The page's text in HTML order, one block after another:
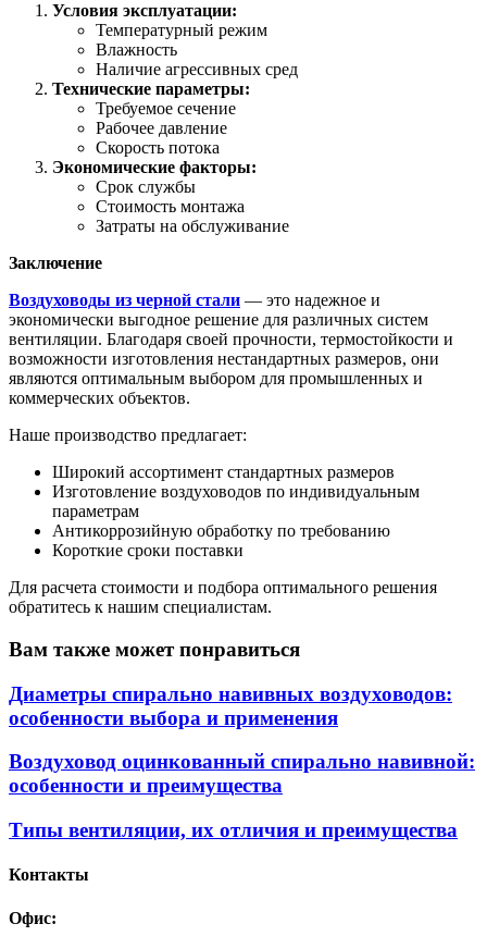
Условия эксплуатации:
Температурный режим
Влажность
Наличие агрессивных сред
Технические параметры:
Требуемое сечение
Рабочее давление
Скорость потока
Экономические факторы:
Срок службы
Стоимость монтажа
Затраты на обслуживание
Заключение
Воздуховоды из черной стали — это надежное и
экономически выгодное решение для различных систем
вентиляции. Благодаря своей прочности, термостойкости и
возможности изготовления нестандартных размеров, они
являются оптимальным выбором для промышленных и
коммерческих объектов.
Наше производство предлагает:
Широкий ассортимент стандартных размеров
Изготовление воздуховодов по индивидуальным
параметрам
Антикоррозийную обработку по требованию
Короткие сроки поставки
Для расчета стоимости и подбора оптимального решения
обратитесь к нашим специалистам.
Вам также может понравиться
Диаметры спирально навивных воздуховодов:
особенности выбора и применения
Воздуховод оцинкованный спирально навивной:
особенности и преимущества
Типы вентиляции, их отличия и преимущества
Контакты
Офис: